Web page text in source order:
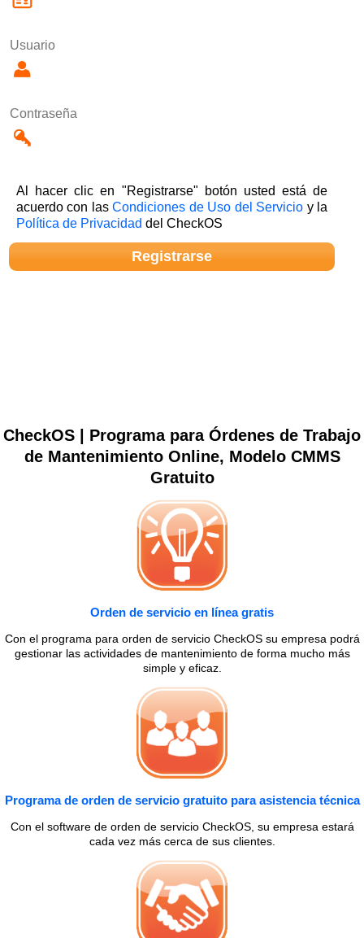
Usuario
Contraseña
Al hacer clic en "Registrarse" botón usted está de
acuerdo con lasCondiciones de Uso del Servicio y la
Política de Privacidad del CheckOS
CheckOS | Programa para Órdenes de Trabajo
de Mantenimiento Online, Modelo CMMS
Gratuito
Orden de servicio en línea gratis
Con el programa para orden de servicio CheckOS su empresa podrá
gestionar las actividades de mantenimiento de forma mucho más
simple y eficaz.
Programa de orden de servicio gratuito para asistencia técnica
Con el software de orden de servicio CheckOS, su empresa estará
cada vez más cerca de sus clientes.